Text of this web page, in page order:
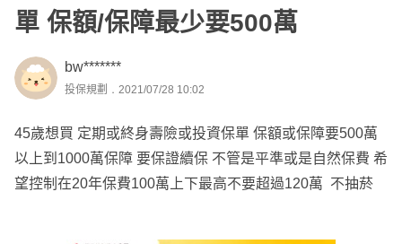
單 保額/保障最少要500萬
bw*******
投保規劃．2021/07/28 10:02
45歲想買 定期或終身壽險或投資保單 保額或保障要500萬
以上到1000萬保障 要保證續保 不管是平準或是自然保費 希
望控制在20年保費100萬上下最高不要超過120萬 不抽菸